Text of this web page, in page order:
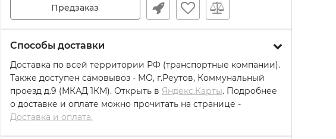
Предзаказ
Способы доставки
Доставка по всей территории РФ (транспортные компании).
Также доступен самовывоз - МО, г.Реутов, Коммунальный
проезд д.9 (МКАД 1КМ). Открыть в Яндекс.Карты. Подробнее
о доставке и оплате можно прочитать на странице -
Доставка и оплата.